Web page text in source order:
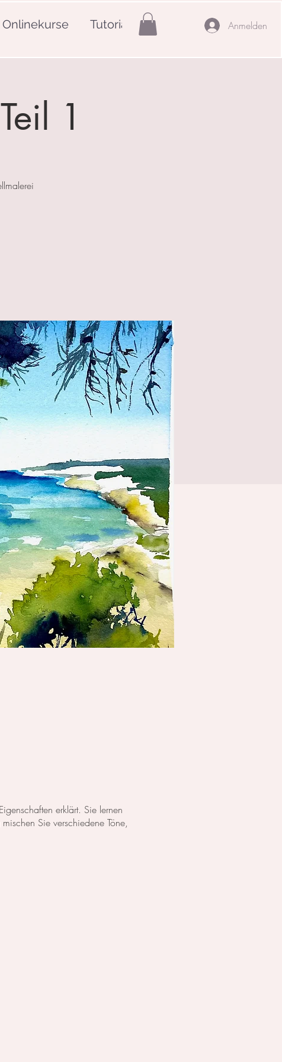
Onlinekurse Tutorials Anmelden
1
erklärt. Sie lernen
Sie verschiedene Töne,